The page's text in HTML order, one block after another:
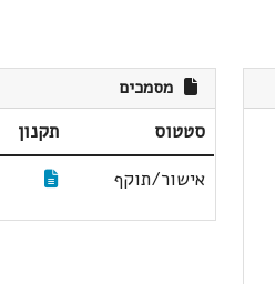
מסמכים
סטטוס תקנון
אישור/תוקף